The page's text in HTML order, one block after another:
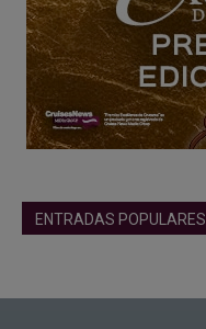
ENTRADAS POPULARES